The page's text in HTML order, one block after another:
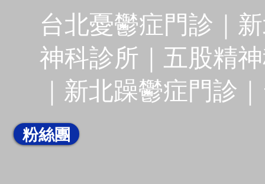
台北憂鬱症門診｜
神科診所｜五股精
｜新北躁鬱症門診
粉絲團